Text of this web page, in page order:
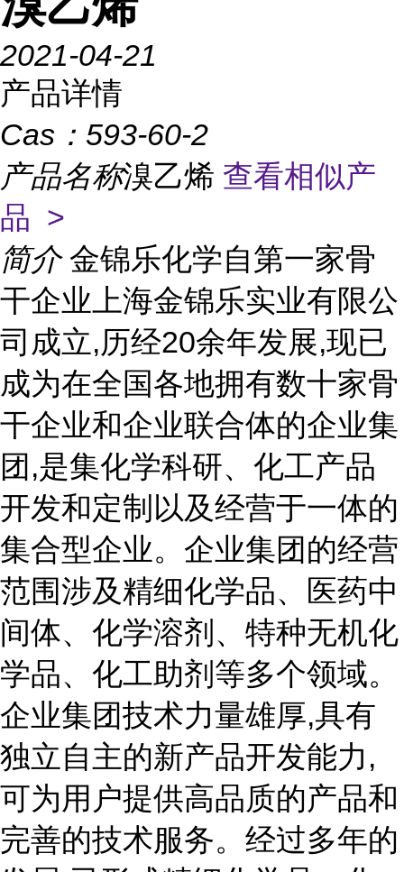
2021-04-21
产品详情
Cas： 593-60-2
产品名称溴乙烯 查看相似产
品 >
简介 金锦乐化学自第一家骨
干企业上海金锦乐实业有限公
司成立,历经20余年发展,现已
成为在全国各地拥有数十家骨
干企业和企业联合体的企业集
团,是集化学科研、化工产品
开发和定制以及经营于一体的
集合型企业。企业集团的经营
范围涉及精细化学品、医药中
间体、化学溶剂、特种无机化
学品、化工助剂等多个领域。
企业集团技术力量雄厚,具有
独立自主的新产品开发能力,
可为用户提供高品质的产品和
完善的技术服务。经过多年的